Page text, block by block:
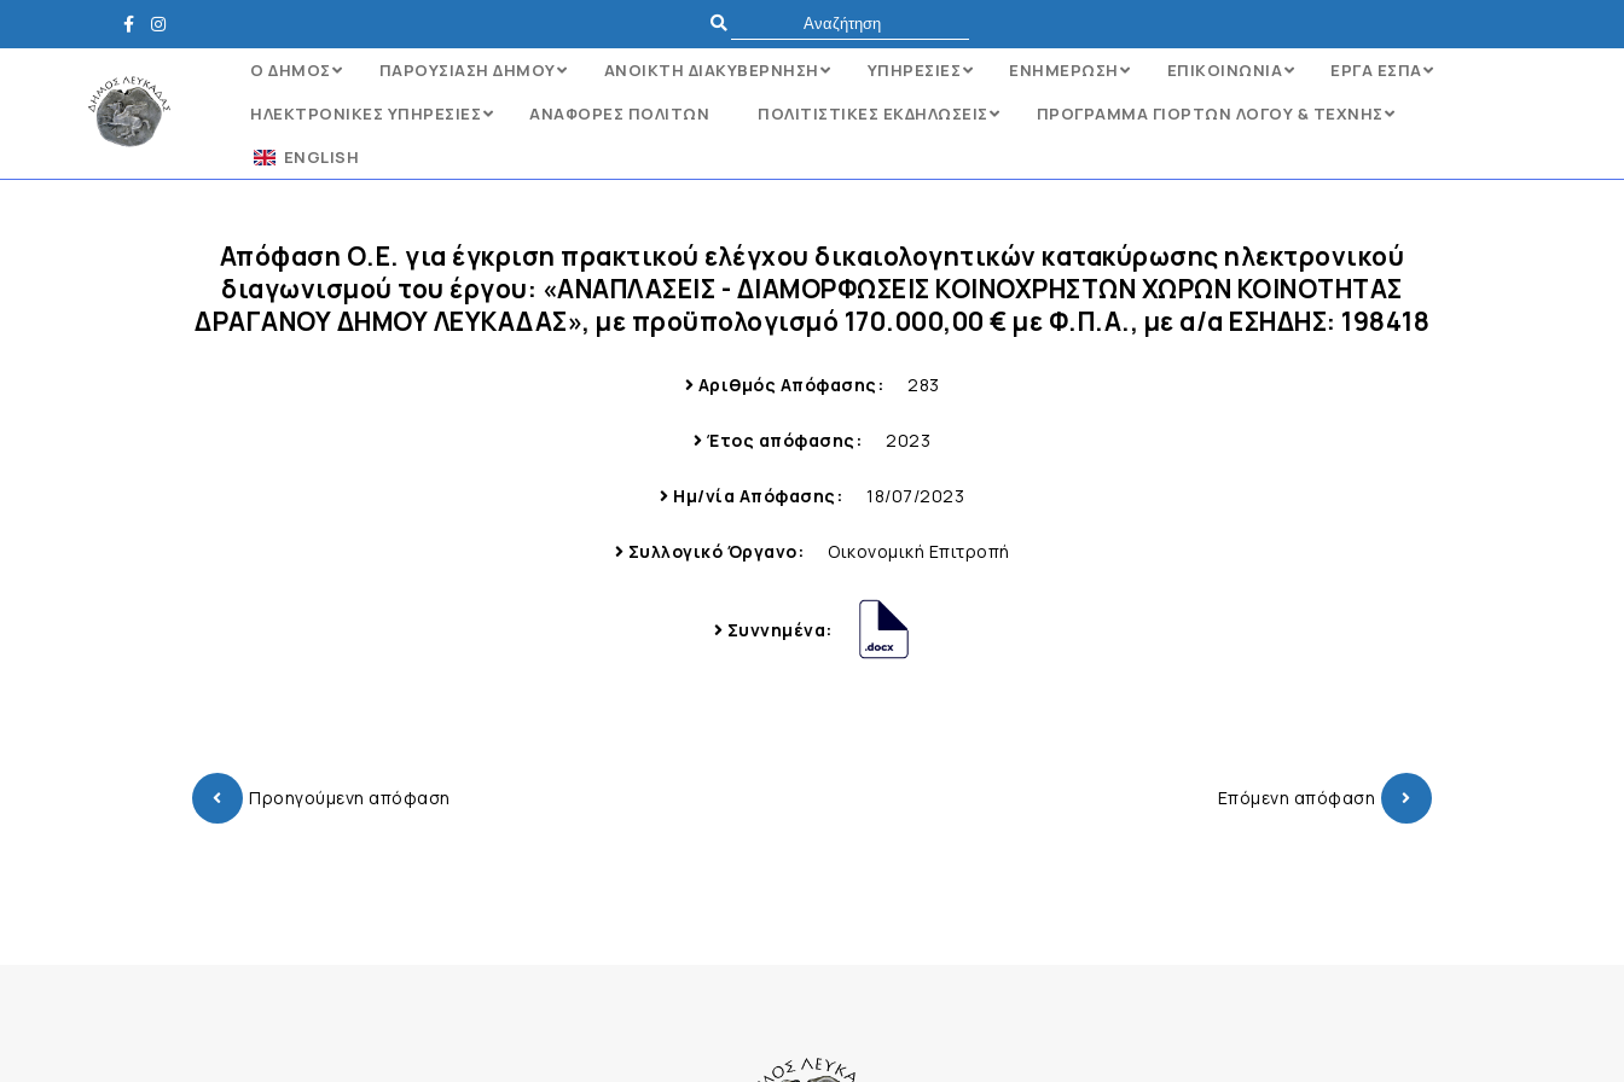
Ο ΔΗΜΟΣ ΠΑΡΟΥΣΙΑΣΗ ΔΗΜΟΥ ΑΝΟΙΚΤΗ ΔΙΑΚΥΒΕΡΝΗΣΗ ΥΠΗΡΕΣΙΕΣ ΕΝΗΜΕΡΩΣΗ ΕΠΙΚΟΙΝΩΝΙΑ
ΕΡΓΑ ΕΣΠΑ
ΗΛΕΚΤΡΟΝΙΚΈΣ ΥΠΗΡΕΣΊΕΣ
ΑΝΑΦΟΡΈΣ ΠΟΛΙΤΏΝ ΠΟΛΙΤΙΣΤΙΚΕΣ ΕΚΔΗΛΩΣΕΙΣ
ΠΡΟΓΡΑΜΜΑ ΓΙΟΡΤΩΝ ΛΟΓΟΥ & ΤΕΧΝΗΣ
ENGLISH
Απόφαση Ο.Ε. για έγκριση πρακτικού ελέγχου δικαιολογητικών κατακύρωσης ηλεκτρονικού
διαγωνισμού του έργου: «ΑΝΑΠΛΑΣΕΙΣ - ΔΙΑΜΟΡΦΩΣΕΙΣ ΚΟΙΝΟΧΡΗΣΤΩΝ ΧΩΡΩΝ ΚΟΙΝΟΤΗΤΑΣ
ΔΡΑΓΑΝΟΥ ΔΗΜΟΥ ΛΕΥΚΑΔΑΣ», με προϋπολογισμό 170.000,00 € με Φ.Π.Α., με α/α ΕΣΗΔΗΣ: 198418
Αριθμός Απόφασης: 283
Έτος απόφασης: 2023
Ημ/νία Απόφασης: 18/07/2023
Συλλογικό Όργανο: Οικονομική Επιτροπή
Συννημένα:
Προηγούμενη απόφαση Επόμενη απόφαση